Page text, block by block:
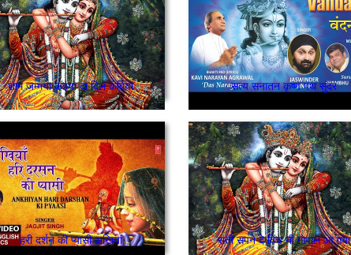
शाम जम्मया कइया दा दिल कंबिया सत्य सनातन कृष्ण पथ सुंदर
हरी दर्शन की प्यासी अखियां राती सपने दे विच नी गोपाल आ गया